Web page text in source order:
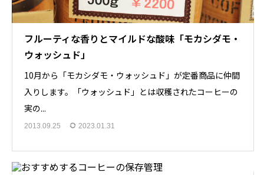
フルーティな香りとマイルドな酸味「モカシダモ・
ウォッシュド」
10月から「モカシダモ・ウォッシュド」が定番商品に仲間
入りします。「ウォッシュド」とは収穫されたコーヒーの
実の...
2013.09.25 2023.01.31